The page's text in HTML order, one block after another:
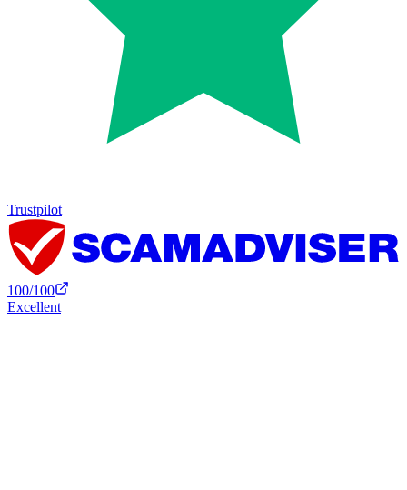
Trustpilot
100/100
Excellent